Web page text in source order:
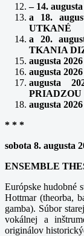
– 14.
a 18.
UTKANÉ
a 20.
TKANIA
augusta
augusta
augusta
PRIADZOU
augusta
* * *
sobota 8. augusta
ENSEMBLE
Európske hudobné
Hottmar (theorba,
gamba). Súbor
vokálnej a
originálov